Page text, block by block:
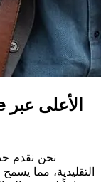
نحن نقدم
التقليدية، مما